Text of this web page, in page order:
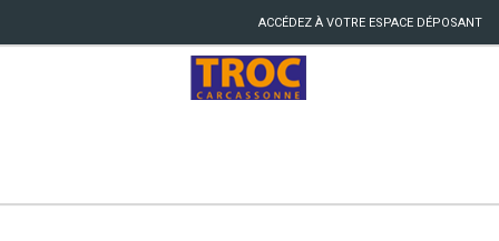
ACCÉDEZ À VOTRE ESPACE DÉPOSANT